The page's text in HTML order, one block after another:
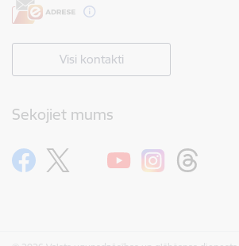
Visi kontakti
Sekojiet mums